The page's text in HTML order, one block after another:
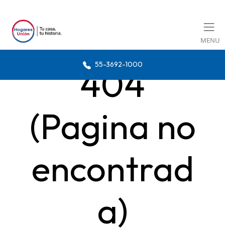
MENU
55-3692-1000
404
(Pagina no
encontrad
a)